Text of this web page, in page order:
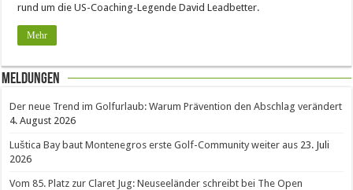
rund um die US-Coaching-Legende David Leadbetter.
Mehr
Meldungen
Der neue Trend im Golfurlaub: Warum Prävention den Abschlag verändert
4. August 2026
Luštica Bay baut Montenegros erste Golf-Community weiter aus 23. Juli
2026
Vom 85. Platz zur Claret Jug: Neuseeländer schreibt bei The Open